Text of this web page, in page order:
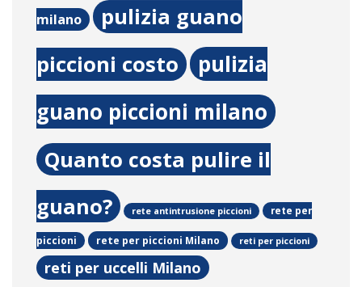
milano
pulizia guano
piccioni costo
pulizia
guano piccioni milano
Quanto costa pulire il
guano?
rete antintrusione piccioni rete per
piccioni rete per piccioni Milano reti per piccioni
reti per uccelli Milano